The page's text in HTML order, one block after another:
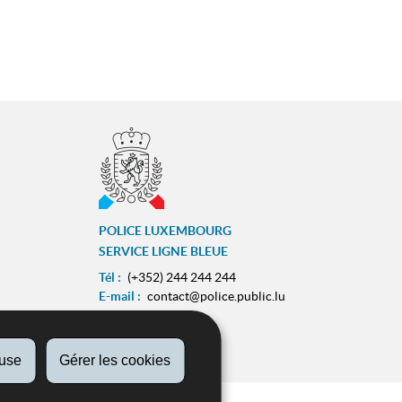
Gérer les cookies
POLICE LUXEMBOURG
SERVICE LIGNE BLEUE
Tél : (+352) 244 244 244
E-mail : contact@police.public.lu
ZESUMME FIR IECH